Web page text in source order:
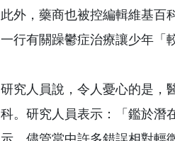
此外，藥商也被控編輯維基百
一行有關躁鬱症治療讓少年「
研究人員說，令人憂心的是，
科。研究人員表示：「鑑於潛